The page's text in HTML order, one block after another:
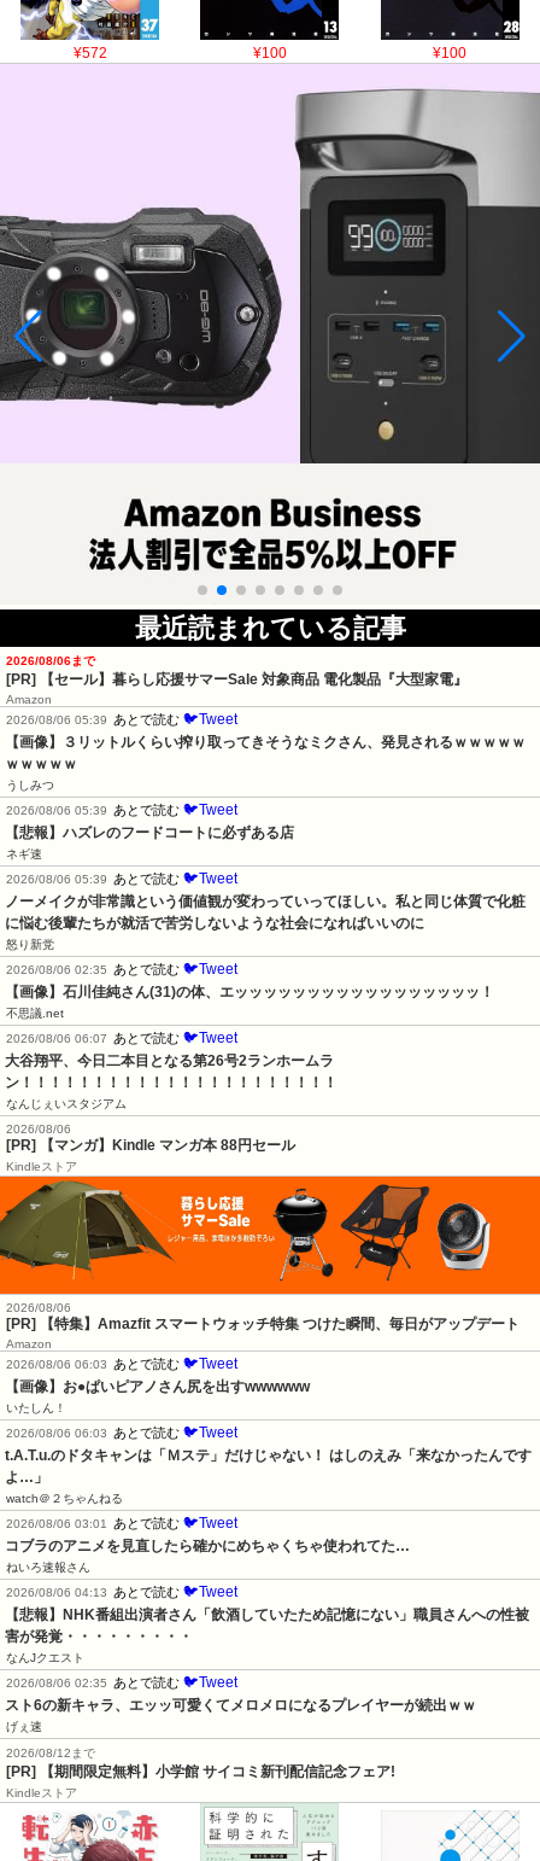
¥572 ¥100 ¥100
最近読まれている記事
2026/08/06まで
[PR] 【セール】暮らし応援サマーSale 対象商品 電化製品『大型家電』
Amazon
2026/08/06 05:39
あとで読む 🐦Tweet
【画像】３リットルくらい搾り取ってきそうなミクさん、発見されるｗｗｗｗｗ
ｗｗｗｗｗ
うしみつ
2026/08/06 05:39
あとで読む 🐦Tweet
【悲報】ハズレのフードコートに必ずある店
ネギ速
2026/08/06 05:39
あとで読む 🐦Tweet
ノーメイクが非常識という価値観が変わっていってほしい。私と同じ体質で化粧
に悩む後輩たちが就活で苦労しないような社会になればいいのに
怒り新党
2026/08/06 02:35
あとで読む 🐦Tweet
【画像】石川佳純さん(31)の体、エッッッッッッッッッッッッッッッッッ！
不思議.net
2026/08/06 06:07
あとで読む 🐦Tweet
大谷翔平、今日二本目となる第26号2ランホームラ
ン！！！！！！！！！！！！！！！！！！！！！！
なんじぇいスタジアム
2026/08/06
[PR] 【マンガ】Kindle マンガ本 88円セール
Kindleストア
2026/08/06
[PR] 【特集】Amazfit スマートウォッチ特集 つけた瞬間、毎日がアップデート
Amazon
2026/08/06 06:03
あとで読む 🐦Tweet
【画像】お●ぱいピアノさん尻を出すwwwwww
いたしん！
2026/08/06 06:03
あとで読む 🐦Tweet
t.A.T.u.のドタキャンは「Ｍステ」だけじゃない！ はしのえみ「来なかったんです
よ…」
watch＠２ちゃんねる
2026/08/06 03:01
あとで読む 🐦Tweet
コブラのアニメを見直したら確かにめちゃくちゃ使われてた…
ねいろ速報さん
2026/08/06 04:13
あとで読む 🐦Tweet
【悲報】NHK番組出演者さん「飲酒していたため記憶にない」職員さんへの性被
害が発覚・・・・・・・・・
なんJクエスト
2026/08/06 02:35
あとで読む 🐦Tweet
スト6の新キャラ、エッッ可愛くてメロメロになるプレイヤーが続出ｗｗ
げぇ速
2026/08/12まで
[PR] 【期間限定無料】小学館 サイコミ新刊配信記念フェア!
Kindleストア